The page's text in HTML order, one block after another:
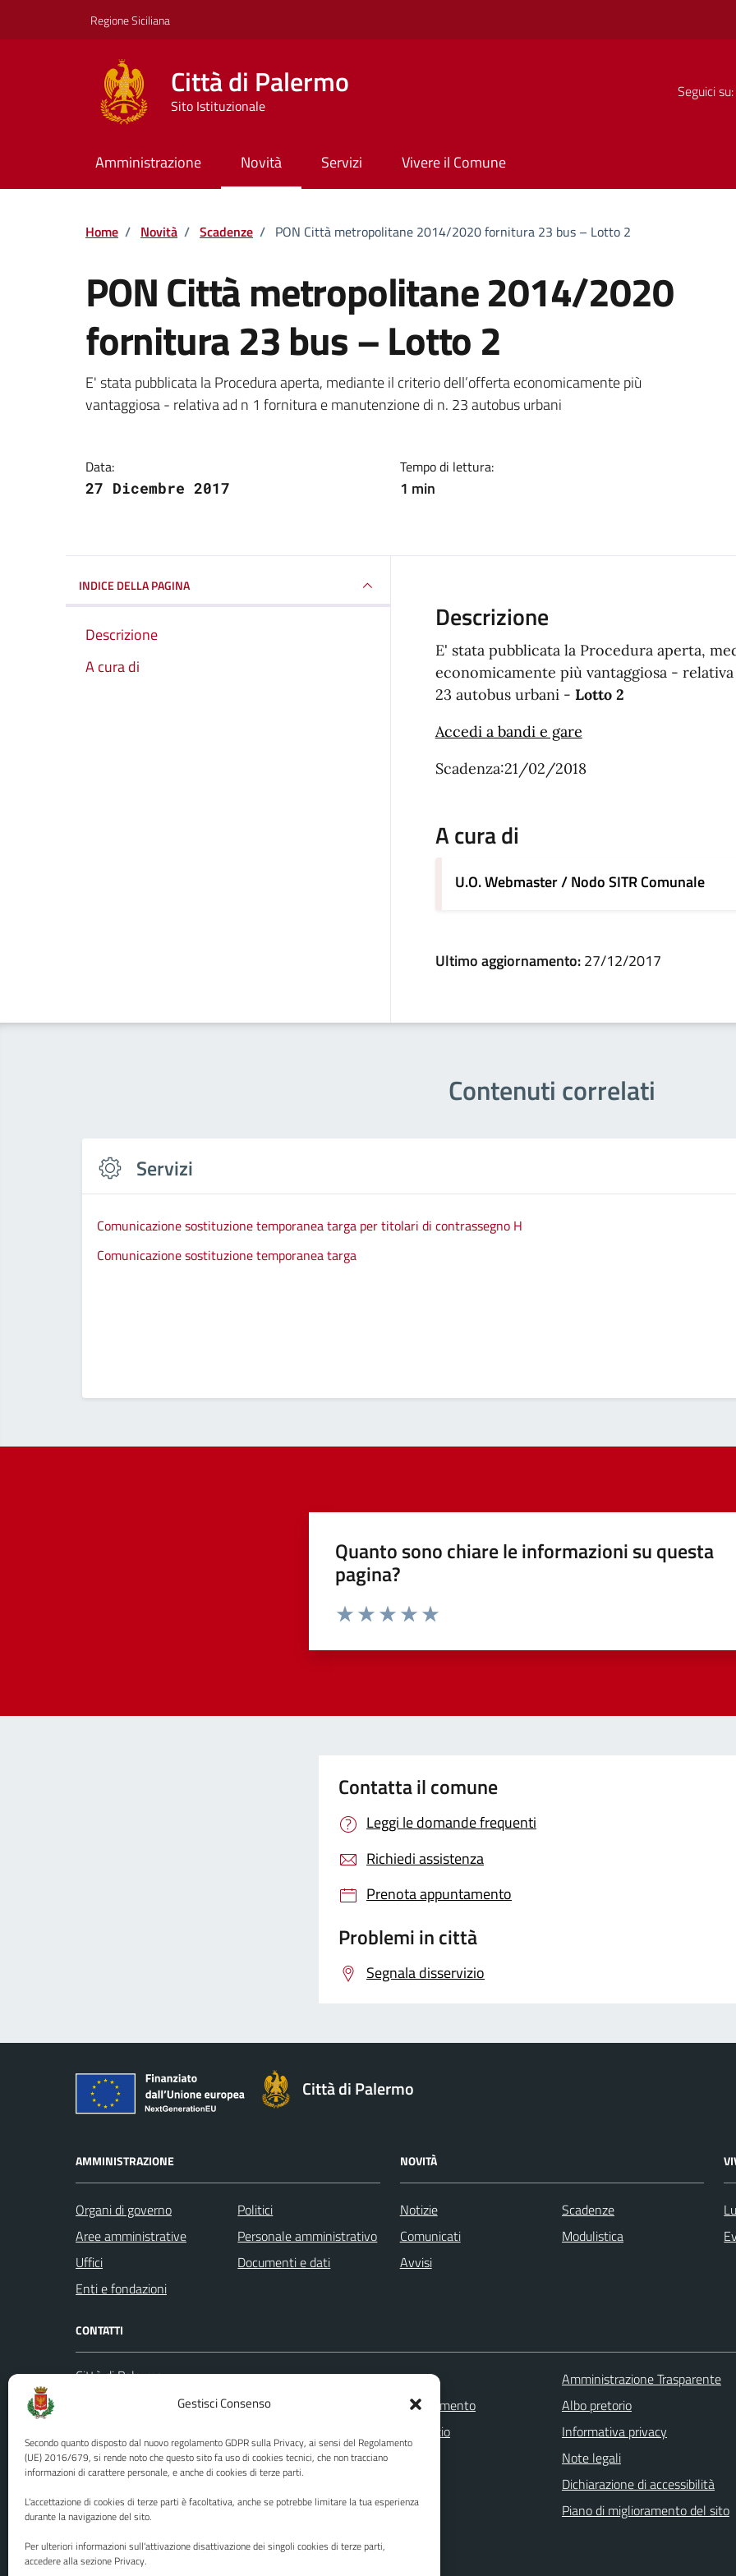
Gestisci Consenso
Secondo quanto disposto dal nuovo regolamento GDPR sulla Privacy, ai sensi del Regolamento
(UE) 2016/679, si rende noto che questo sito fa uso di cookies tecnici, che non tracciano
informazioni di carattere personale, e anche di cookies di terze parti.
L'accettazione di cookies di terze parti è facoltativa, anche se potrebbe limitare la tua esperienza
durante la navigazione del sito.
Per ulteriori informazioni sull'attivazione disattivazione dei singoli cookies di terze parti,
accedere alla sezione Privacy.
Regione Siciliana
Città di Palermo
Sito Istituzionale
Seguici su:
Amministrazione Novità Servizi Vivere il Comune
Home / Novità / Scadenze / PON Città metropolitane 2014/2020 fornitura 23 bus – Lotto 2
PON Città metropolitane 2014/2020
fornitura 23 bus – Lotto 2
Dettagli della notizia
E' stata pubblicata la Procedura aperta, mediante il criterio dell’offerta economicamente più
vantaggiosa - relativa ad n 1 fornitura e manutenzione di n. 23 autobus urbani
Data:
27 Dicembre 2017
Tempo di lettura:
1 min
INDICE DELLA PAGINA
Descrizione
A cura di
Descrizione
E' stata pubblicata la Procedura aperta,
economicamente più vantaggiosa -
23 autobus urbani - Lotto 2
Accedi a bandi e gare
Scadenza:21/02/2018
A cura di
U.O. Webmaster / Nodo SITR Comunale
Ultimo aggiornamento:27/12/2017
Contenuti correlati
Servizi
Comunicazione sostituzione temporanea targa per titolari di contrassegno H
Comunicazione sostituzione temporanea targa
Quanto sono chiare le informazioni su questa
pagina?
Contatta il comune
Leggi le domande frequenti
Richiedi assistenza
Prenota appuntamento
Problemi in città
Segnala disservizio
Città di Palermo
AMMINISTRAZIONE
Organi di governo
Aree amministrative
Uffici
Enti e fondazioni
Politici
Personale amministrativo
Documenti e dati
NOVITÀ
Notizie
Comunicati
Avvisi
Scadenze
Modulistica
CONTATTI
Città di Palermo
Codice fiscale / P. IVA:80016350821
U.O. Ufficio Relazioni con il Pubblico
(URP)
Numero verde: 0917401111
PEC:protocollo@cert.comune.palermo.it
Leggi le FAQ
Prenotazione appuntamento
Segnalazione disservizio
Richiesta assistenza
Amministrazione Trasparente
Albo pretorio
Informativa privacy
Note legali
Dichiarazione di accessibilità
Piano di miglioramento del sito